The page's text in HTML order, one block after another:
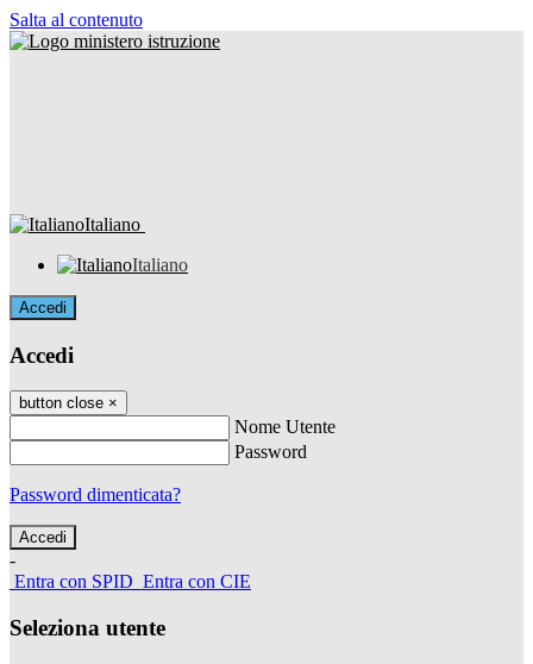
Salta al contenuto
Italiano
Italiano
Accedi
Accedi
button close ×
Nome Utente
Password
Password dimenticata?
-
Entra con SPID Entra con CIE
Seleziona utente